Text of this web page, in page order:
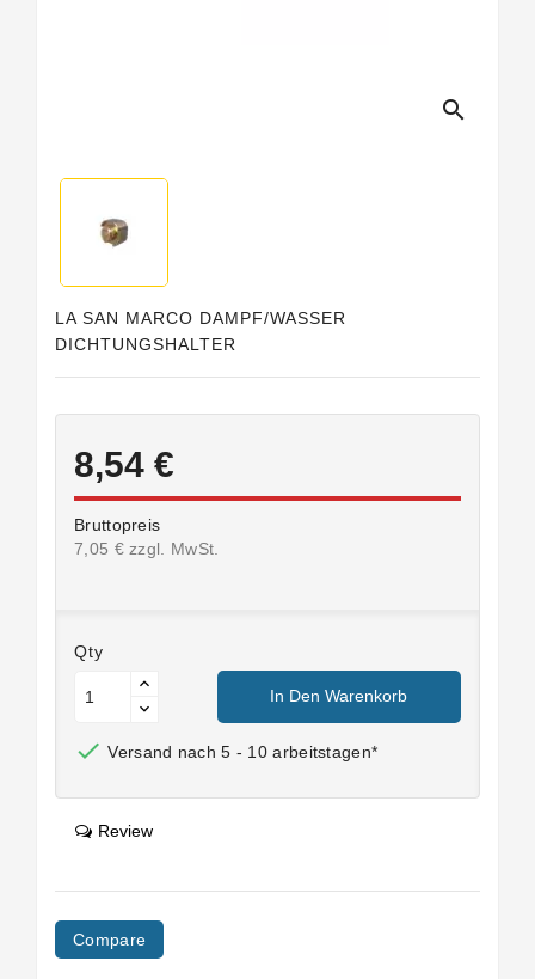
search
LA SAN MARCO DAMPF/WASSER
DICHTUNGSHALTER
8,54 €
Bruttopreis
7,05 € zzgl. MwSt.
Qty
In Den Warenkorb
 Versand nach 5 - 10 arbeitstagen*
Review
Compare